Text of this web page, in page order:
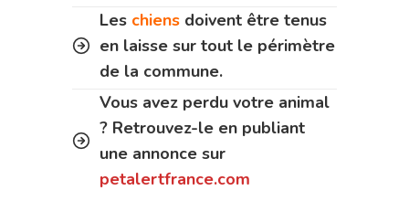
Les chiens doivent être tenus
en laisse sur tout le périmètre
de la commune.
Vous avez perdu votre animal
? Retrouvez-le en publiant
une annonce sur
petalertfrance.com